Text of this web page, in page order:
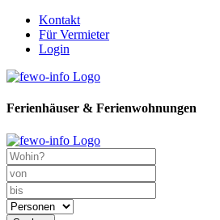
Kontakt
Für Vermieter
Login
Ferienhäuser & Ferienwohnungen